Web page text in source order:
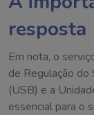
resposta
Em nota, o
de Regulação
(USB) e a
essencial para o